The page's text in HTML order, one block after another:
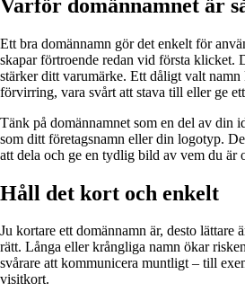
Varför domännamnet är
Ett bra domännamn gör det enkelt för
skapar förtroende redan vid första klicket.
stärker ditt varumärke. Ett dåligt valt namn
förvirring, vara svårt att stava till eller ge
Tänk på domännamnet som en del av din
som ditt företagsnamn eller din logotyp.
att dela och ge en tydlig bild av vem du är
Håll det kort och enkelt
Ju kortare ett domännamn är, desto lättare
rätt. Långa eller krångliga namn ökar
svårare att kommunicera muntligt – till
visitkort.